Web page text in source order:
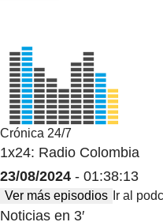
Crónica 24/7
1x24: Radio Colombia
23/08/2024 - 01:38:13
Ver más episodios Ir al
Noticias en 3′